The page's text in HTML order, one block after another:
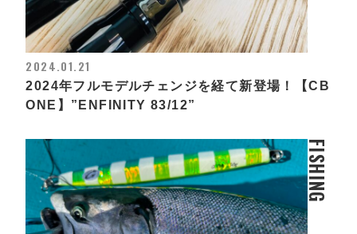
2024.01.21
2024年フルモデルチェンジを経て新登場！【CB
ONE】”ENFINITY 83/12”
FISHING